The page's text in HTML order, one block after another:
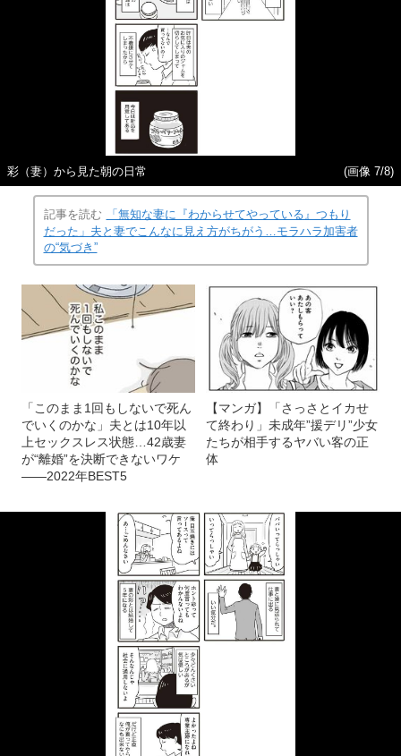
彩（妻）から見た朝の日常 (画像 7/8)
記事を読む
「無知な妻に『わからせてやっている』つもり
だった」夫と妻でこんなに見え方がちがう…モラハラ加害者
の“気づき”
「このまま1回もしないで死ん
でいくのかな」夫とは10年以
上セックスレス状態…42歳妻
が“離婚”を決断できないワケ
――2022年BEST5
【マンガ】「さっさとイカせ
て終わり」未成年”援デリ”少女
たちが相手するヤバい客の正
体